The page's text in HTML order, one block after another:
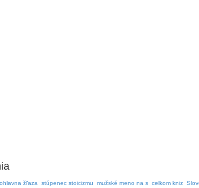
žľaza stúpenec stoicizmu mužské meno na s celkom kniz